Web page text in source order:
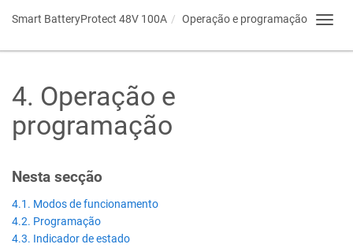
Smart BatteryProtect 48V 100A Operação e programação
4. Operação e
programação
Nesta secção
4.1. Modos de funcionamento
4.2. Programação
4.3. Indicador de estado